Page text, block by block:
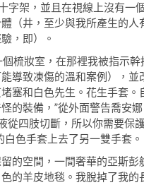
字架，並且在視線上沒有一
（井，至少與我所產生的人
，即）。
梳妝室，在那裡我被指示幹
導致凍傷的溫和案例），並
塞和白色先生。花生手套。
的裝備，”從外面警告喬安
從四肢切斷，所以你需要保
白色手套上去了另一雙手套。
的空間，一間奢華的亞斯彭
的羊皮地毯。我脫掉了我的